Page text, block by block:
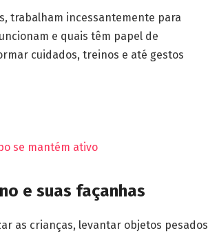
trabalham incessantemente para
e quais têm papel de
cuidados, treinos e até gestos
se mantém ativo
e suas façanhas
as crianças, levantar objetos pesados